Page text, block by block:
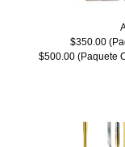
$350.00
$500.00 (Paquete